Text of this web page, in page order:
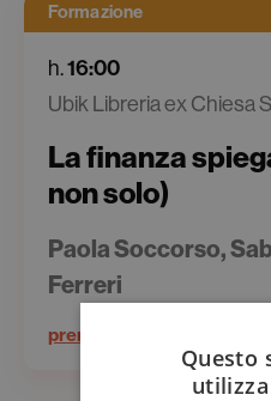
Formazione
h.16:00
Ubik Libreria ex Chiesa
La finanza
non solo)
Paola Soccorso,
Ferreri
prenota il tuo posto
Questo